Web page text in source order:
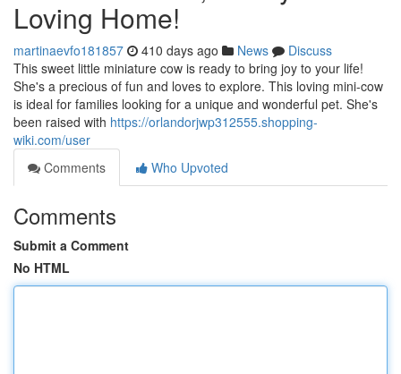
Loving Home!
martinaevfo181857 410 days ago News
Discuss
This sweet little miniature cow is ready to bring joy to your life!
She's a precious of fun and loves to explore. This loving mini-cow
is ideal for families looking for a unique and wonderful pet. She's
been raised with https://orlandorjwp312555.shopping-
wiki.com/user
Comments
Who Upvoted
Comments
Submit a Comment
No HTML